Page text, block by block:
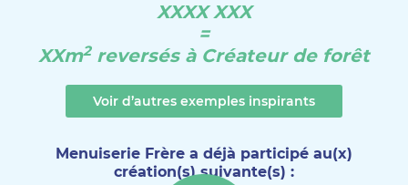
XXXX XXX
=
XXm2reversés à Créateur de forêt
Voir d’autres exemples inspirants
Menuiserie Frère a déjà participé au(x)
création(s) suivante(s) :